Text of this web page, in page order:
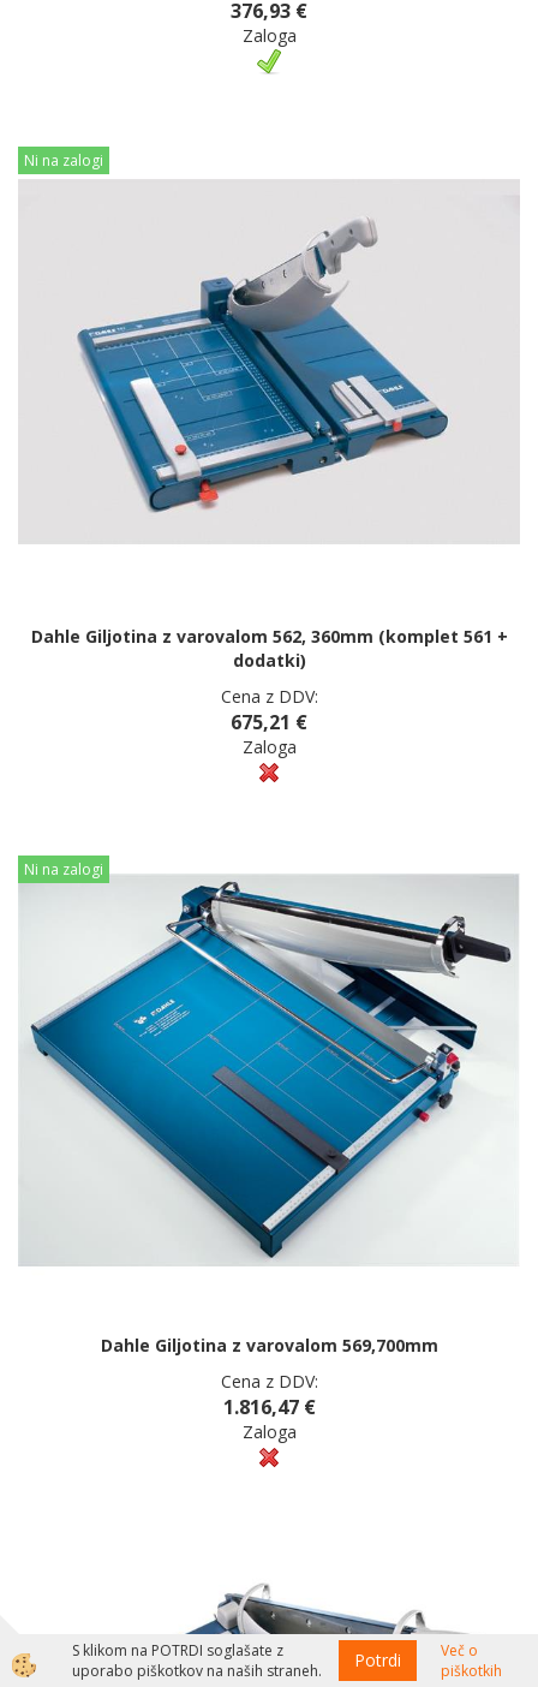
376,93 €
Zaloga
Ni na zalogi
Dahle Giljotina z varovalom 562, 360mm (komplet 561 +
dodatki)
Cena z DDV:
675,21 €
Zaloga
Ni na zalogi
Dahle Giljotina z varovalom 569,700mm
Cena z DDV:
1.816,47 €
Zaloga
S klikom na POTRDI soglašate z
uporabo piškotkov na naših straneh.
Potrdi
Več o
piškotkih